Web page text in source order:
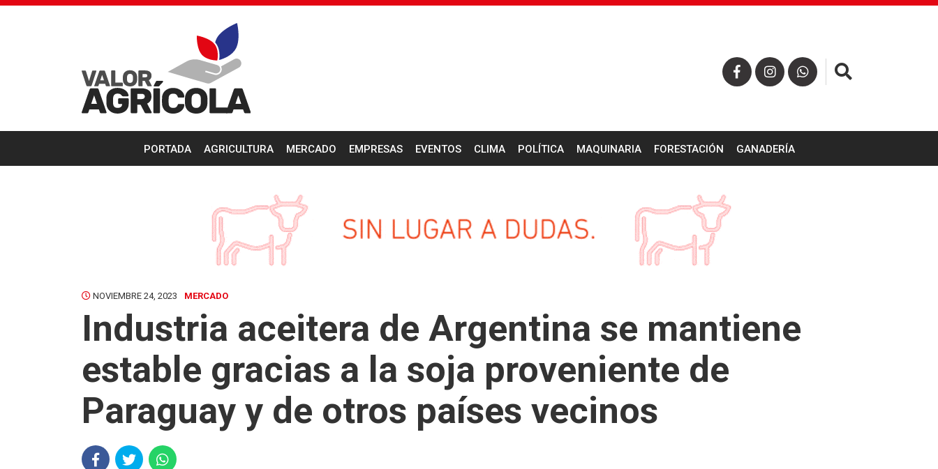
PORTADA AGRICULTURA MERCADO EMPRESAS EVENTOS CLIMA POLÍTICA MAQUINARIA FORESTACIÓN GANADERÍA
NOVIEMBRE 24, 2023 MERCADO
Industria aceitera de Argentina se mantiene
estable gracias a la soja proveniente de
Paraguay y de otros países vecinos